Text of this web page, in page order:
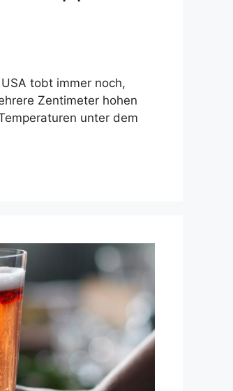
tobt immer noch,
Zentimeter hohen
unter dem